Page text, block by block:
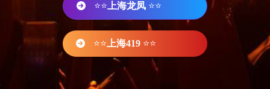
⭐⭐ 上海龙凤 ⭐⭐
⭐⭐ 上海419 ⭐⭐